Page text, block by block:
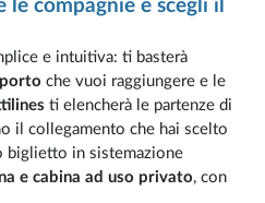
compagnie e scegli il
e intuitiva: ti basterà
porto che vuoi raggiungere e le
ti elencherà le partenze di
il collegamento che hai scelto
biglietto in sistemazione
e cabina ad uso privato, con